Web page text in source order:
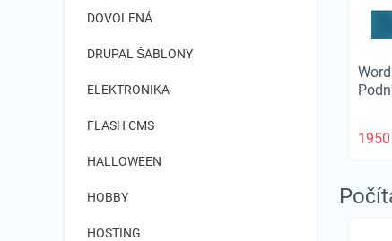
DOVOLENÁ
DRUPAL ŠABLONY
ELEKTRONIKA
FLASH CMS
HALLOWEEN
HOBBY
HOSTING
1950